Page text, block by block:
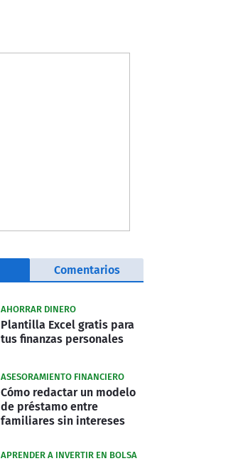
Comentarios
AHORRAR DINERO
Plantilla Excel gratis para
tus finanzas personales
ASESORAMIENTO FINANCIERO
Cómo redactar un modelo
de préstamo entre
familiares sin intereses
APRENDER A INVERTIR EN BOLSA